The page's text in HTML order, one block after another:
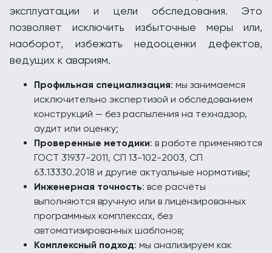
эксплуатации и цели обследования. Это
позволяет исключить избыточные меры или,
наоборот, избежать недооценки дефектов,
ведущих к авариям.
Профильная специализация: мы занимаемся
исключительно экспертизой и обследованием
конструкций — без распыления на технадзор,
аудит или оценку;
Проверенные методики: в работе применяются
ГОСТ 31937-2011, СП 13-102-2003, СП
63.13330.2018 и другие актуальные нормативы;
Инженерная точность: все расчёты
выполняются вручную или в лицензированных
программных комплексах, без
автоматизированных шаблонов;
Комплексный подход: мы анализируем как